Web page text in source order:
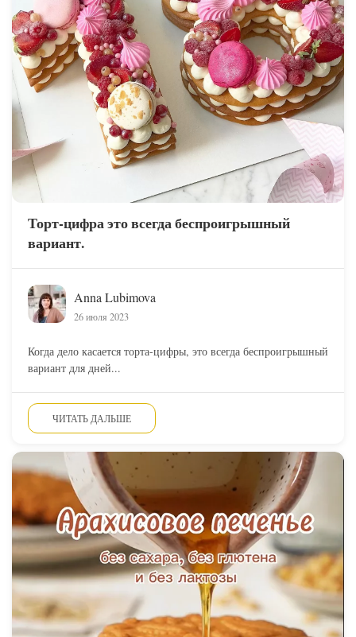
Торт-цифра это всегда беспроигрышный
вариант.
Anna Lubimova
26 июля 2023
Когда дело касается торта-цифры, это всегда беспроигрышный
вариант для дней...
ЧИТАТЬ ДАЛЬШЕ